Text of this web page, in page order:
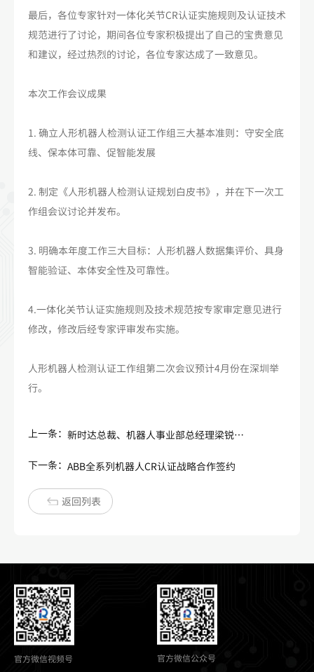
最后，各位专家针对一体化关节CR认证实施规则及认证技术
规范进行了讨论，期间各位专家积极提出了自己的宝贵意见
和建议，经过热烈的讨论，各位专家达成了一致意见。
本次工作会议成果
1. 确立人形机器人检测认证工作组三大基本准则：守安全底
线、保本体可靠、促智能发展
2. 制定《人形机器人检测认证规划白皮书》，并在下一次工
作组会议讨论并发布。
3. 明确本年度工作三大目标：人形机器人数据集评价、具身
智能验证、本体安全性及可靠性。
4.一体化关节认证实施规则及技术规范按专家审定意见进行
修改，修改后经专家评审发布实施。
人形机器人检测认证工作组第二次会议预计4月份在深圳举
行。
上一条： 新时达总裁、机器人事业部总经理梁锐一行拜访上电科
下一条： ABB全系列机器人CR认证战略合作签约
返回列表
官方微信视频号 官方微信公众号